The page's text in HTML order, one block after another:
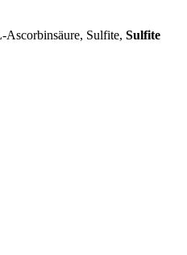
Ascorbinsäure, Sulfite, Sulfite